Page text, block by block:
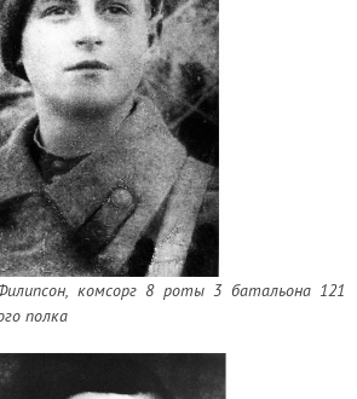
комсорг 8 роты 3 батальона 121
полка